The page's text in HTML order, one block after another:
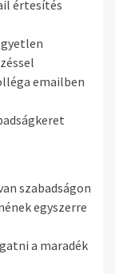
értesítés
emailben
szabadságon
egyszerre
a maradék